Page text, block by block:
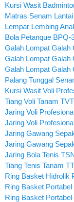
Kursi Wasit
Matras Senam
Lempar Lembing
Bola Petanque BPQ-
Galah Lompat Galah
Galah Lompat Galah
Galah Lompat Galah
Palang Tunggal
Kursi Wasit Voli
Tiang Voli Tanam
Jaring Voli
Jaring Voli
Jaring Gawang
Jaring Gawang
Jaring Bola Tenis
Tiang Tenis Tanam
Ring Basket Hidrolik
Ring Basket
Ring Basket